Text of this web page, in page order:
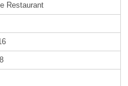
Restaurant